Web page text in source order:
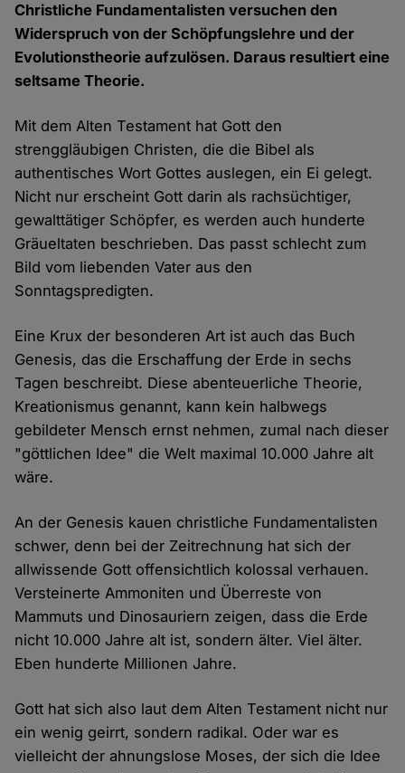
Christliche Fundamentalisten versuchen den
Widerspruch von der Schöpfungslehre und der
Evolutionstheorie aufzulösen. Daraus resultiert eine
seltsame Theorie.
Mit dem Alten Testament hat Gott den
strenggläubigen Christen, die die Bibel als
authentisches Wort Gottes auslegen, ein Ei gelegt.
Nicht nur erscheint Gott darin als rachsüchtiger,
gewalttätiger Schöpfer, es werden auch hunderte
Gräueltaten beschrieben. Das passt schlecht zum
Bild vom liebenden Vater aus den
Sonntagspredigten.
Eine Krux der besonderen Art ist auch das Buch
Genesis, das die Erschaffung der Erde in sechs
Tagen beschreibt. Diese abenteuerliche Theorie,
Kreationismus genannt, kann kein halbwegs
gebildeter Mensch ernst nehmen, zumal nach dieser
"göttlichen Idee" die Welt maximal 10.000 Jahre alt
wäre.
An der Genesis kauen christliche Fundamentalisten
schwer, denn bei der Zeitrechnung hat sich der
allwissende Gott offensichtlich kolossal verhauen.
Versteinerte Ammoniten und Überreste von
Mammuts und Dinosauriern zeigen, dass die Erde
nicht 10.000 Jahre alt ist, sondern älter. Viel älter.
Eben hunderte Millionen Jahre.
Gott hat sich also laut dem Alten Testament nicht nur
ein wenig geirrt, sondern radikal. Oder war es
vielleicht der ahnungslose Moses, der sich die Idee